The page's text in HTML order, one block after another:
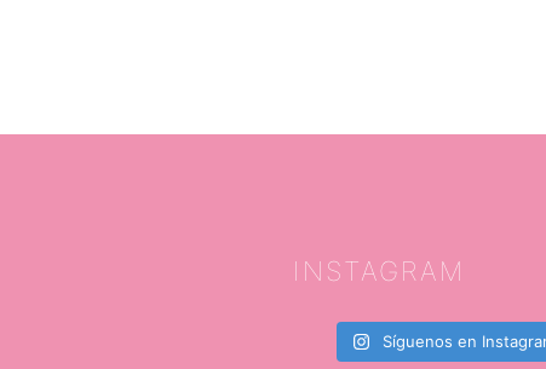
INSTAGRAM
Síguenos en